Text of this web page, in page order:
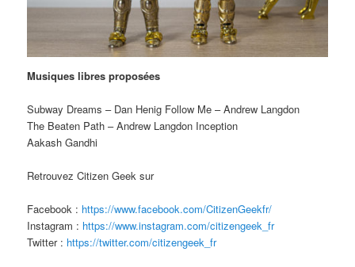
Musiques libres proposées
Subway Dreams – Dan Henig Follow Me – Andrew Langdon
The Beaten Path – Andrew Langdon Inception
Aakash Gandhi
Retrouvez Citizen Geek sur
Facebook : https://www.facebook.com/CitizenGeekfr/
Instagram : https://www.instagram.com/citizengeek_fr
Twitter : https://twitter.com/citizengeek_fr